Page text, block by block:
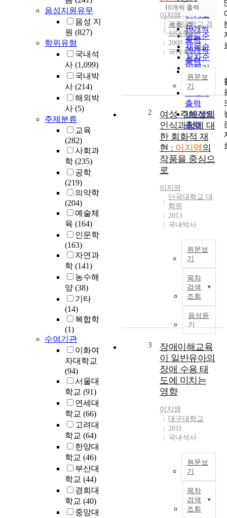
음성지원유무
음성 지
원 (827)
학위유형
국내석
사 (1,099)
국내박
사 (214)
해외박
사 (5)
주제분류
교육
(282)
사회과
학 (235)
공학
(219)
의약학
(204)
예술체
육 (164)
인문학
(163)
자연과
학 (141)
농수해
양 (38)
기타
(14)
복합학
(1)
수여기관
이화여
자대학교
(94)
서울대
학교 (91)
연세대
학교 (66)
고려대
학교 (64)
한양대
학교 (46)
부산대
학교 (44)
경희대
학교 (40)
중앙대
순
인기도
순
연도순
제목순
저자순
발행기
관순
내림차순
10개씩 출력
10개씩
출력
20개씩
출력
30개씩
출력
50개씩
출력
100개씩
출력
조회
이지영
광주대학교 경
상대학원
2000
국내석사
원문보
기
2
여성 주체성의
인식과정에 대
한 회화적 재
현 : 이지영의
작품을 중심으
로
이지영
단국대학교 대
학원
2013
국내박사
원문보
기
목차
검색
조회
음성듣
기
3
장애이해교육
이 일반유아의
장애 수용 태
도에 미치는
영향
이지영
대구대학교
2011
국내석사
원문보
기
목차
검색
조회